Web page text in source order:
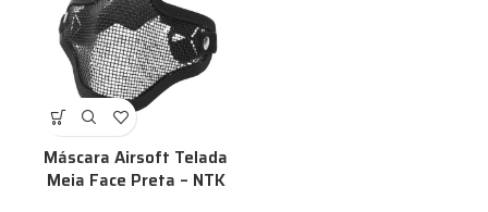
Máscara Airsoft Telada
Meia Face Preta – NTK